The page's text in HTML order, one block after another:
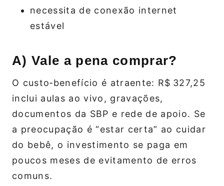
necessita de conexão internet
estável
A) Vale a pena comprar?
O custo‑benefício é atraente: R$ 327,25
inclui aulas ao vivo, gravações,
documentos da SBP e rede de apoio. Se
a preocupação é “estar certa” ao cuidar
do bebê, o investimento se paga em
poucos meses de evitamento de erros
comuns.